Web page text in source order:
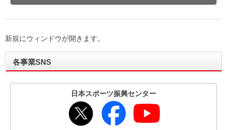
新規にウィンドウが開きます。
各事業SNS
日本スポーツ振興センター